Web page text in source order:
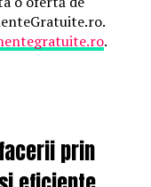
.
prin